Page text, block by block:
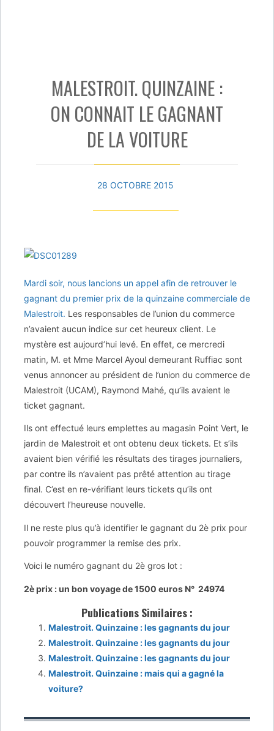
MALESTROIT. QUINZAINE :
ON CONNAIT LE GAGNANT
DE LA VOITURE
28 OCTOBRE 2015
Mardi soir, nous lancions un appel afin de retrouver le
gagnant du premier prix de la quinzaine commerciale de
Malestroit. Les responsables de l’union du commerce
n’avaient aucun indice sur cet heureux client. Le
mystère est aujourd’hui levé. En effet, ce mercredi
matin, M. et Mme Marcel Ayoul demeurant Ruffiac sont
venus annoncer au président de l’union du commerce de
Malestroit (UCAM), Raymond Mahé, qu’ils avaient le
ticket gagnant.
Ils ont effectué leurs emplettes au magasin Point Vert, le
jardin de Malestroit et ont obtenu deux tickets. Et s’ils
avaient bien vérifié les résultats des tirages journaliers,
par contre ils n’avaient pas prêté attention au tirage
final. C’est en re-vérifiant leurs tickets qu’ils ont
découvert l’heureuse nouvelle.
Il ne reste plus qu’à identifier le gagnant du 2è prix pour
pouvoir programmer la remise des prix.
Voici le numéro gagnant du 2è gros lot :
2è prix : un bon voyage de 1500 euros N° 24974
Publications Similaires :
Malestroit. Quinzaine : les gagnants du jour
Malestroit. Quinzaine : les gagnants du jour
Malestroit. Quinzaine : les gagnants du jour
Malestroit. Quinzaine : mais qui a gagné la
voiture?